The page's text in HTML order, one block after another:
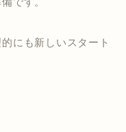
にも新しいスタート